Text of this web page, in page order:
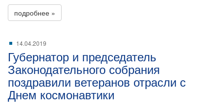
подробнее »
14.04.2019
Губернатор и председатель
Законодательного собрания
поздравили ветеранов отрасли с
Днем космонавтики